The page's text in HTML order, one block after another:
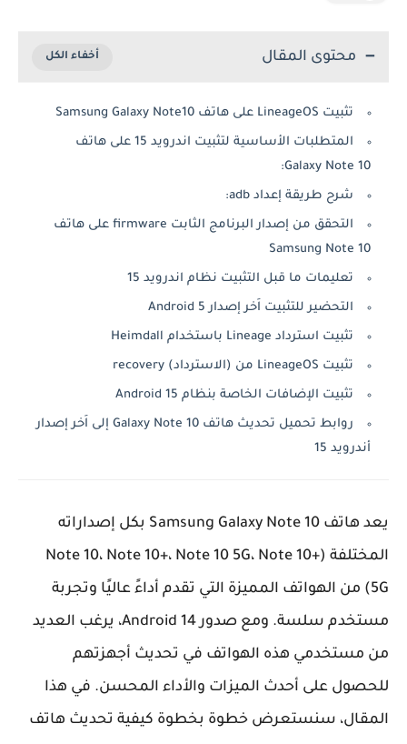
محتوى المقال
تثبيت LineageOS على هاتف Samsung Galaxy Note10
المتطلبات الأساسية لتثبيت اندرويد 15 على هاتف
Galaxy Note 10:
شرح طريقة إعداد adb:
التحقق من إصدار البرنامج الثابت firmware على هاتف
Samsung Note 10
تعليمات ما قبل التثبيت نظام اندرويد 15
التحضير للتثبيت اَخر إصدار Android 5
تثبيت استرداد Lineage باستخدام Heimdall
تثبيت LineageOS من (الاسترداد) recovery
تثبيت الإضافات الخاصة بنظام Android 15
روابط تحميل تحديث هاتف Galaxy Note 10 إلى اَخر إصدار
أندرويد 15
يعد هاتف Samsung Galaxy Note 10 بكل إصداراته
المختلفة (Note 10، Note 10+، Note 10 5G، Note 10+
5G) من الهواتف المميزة التي تقدم أداءً عاليًا وتجربة
مستخدم سلسة. ومع صدورAndroid 14، يرغب العديد
من مستخدمي هذه الهواتف في تحديث أجهزتهم
للحصول على أحدث الميزات والأداء المحسن. في هذا
المقال، سنستعرض خطوة بخطوة كيفية تحديث هاتف